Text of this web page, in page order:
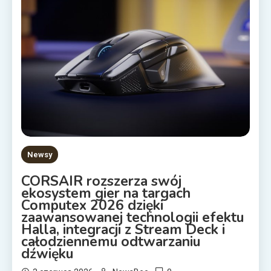
Newsy
CORSAIR rozszerza swój
ekosystem gier na targach
Computex 2026 dzięki
zaawansowanej technologii efektu
Halla, integracji z Stream Deck i
całodziennemu odtwarzaniu
dźwięku